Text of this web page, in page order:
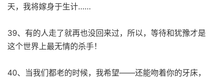
天，我将嫁身于生计……
39、有的人走了就再也没回来过，所以，等待和犹豫才是
这个世界上最无情的杀手！
40、当我们都老的时候，我希望——还能吻着你的牙床，